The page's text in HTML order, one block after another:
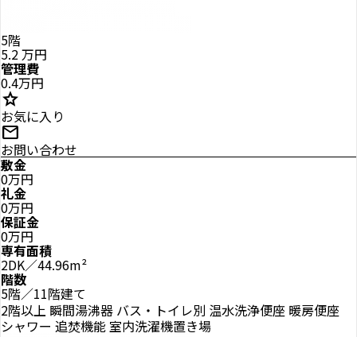
5階
5.2万円
管理費
0.4万円
star
お気に入り
mail
お問い合わせ
敷金
0万円
礼金
0万円
保証金
0万円
専有面積
2DK／44.96m²
階数
5階／11階建て
2階以上 瞬間湯沸器 バス・トイレ別 温水洗浄便座 暖房便座
シャワー 追焚機能室内洗濯機置き場